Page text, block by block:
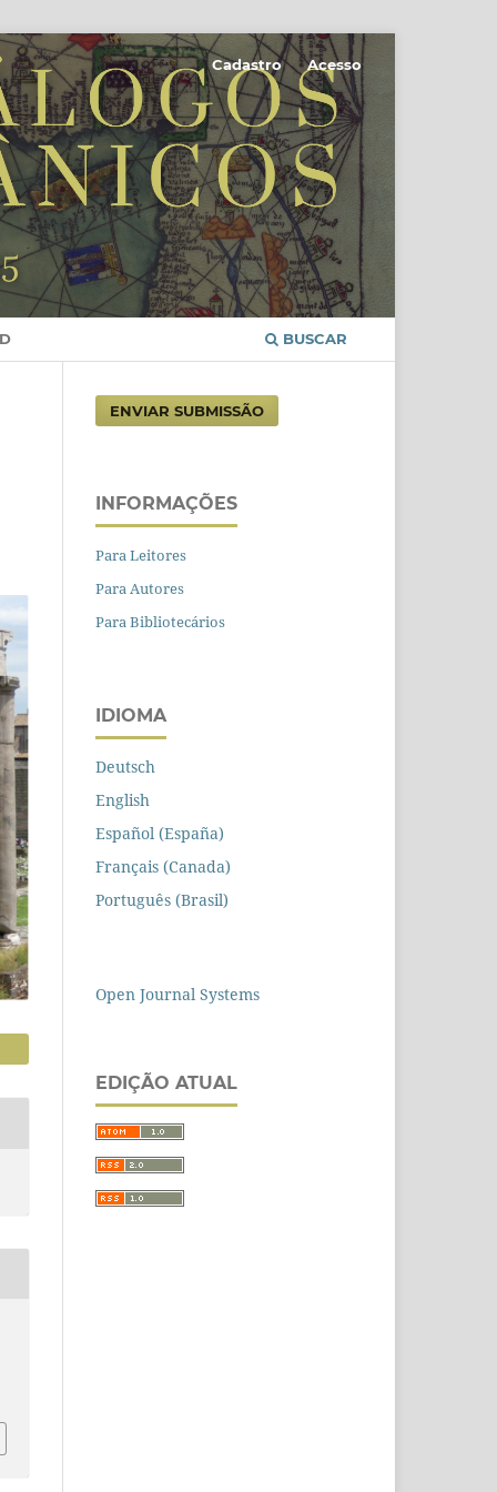
BUSCAR
Cadastro Acesso
ENVIAR SUBMISSÃO
INFORMAÇÕES
Para Leitores
Para Autores
Para Bibliotecários
IDIOMA
Deutsch
English
Español (España)
Français (Canada)
Português (Brasil)
Open Journal Systems
EDIÇÃO ATUAL